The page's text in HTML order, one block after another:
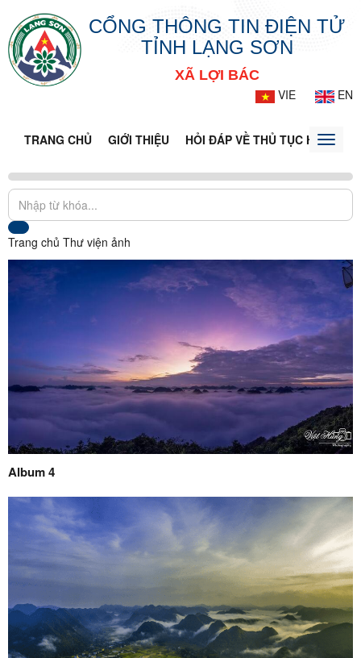
CỔNG THÔNG TIN ĐIỆN TỬ
TỈNH LẠNG SƠN
XÃ LỢI BÁC
VIE
EN
TRANG CHỦ GIỚI THIỆU HỎI ĐÁP VỀ THỦ TỤC HÀNHToggle
Trang chủ Thư viện ảnh
Album 4